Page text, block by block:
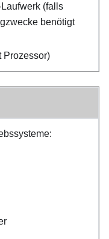
(falls
benötigt
Prozessor)